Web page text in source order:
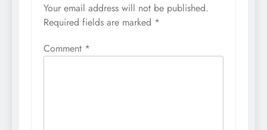
Your email address will not be published.
Required fields are marked *
Comment *